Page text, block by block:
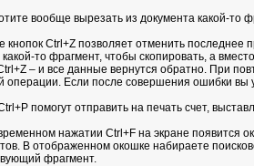
вообще вырезать из документа какой-то
кнопок Ctrl+Z позволяет отменить последнее
то фрагмент, чтобы скопировать, а
– и все данные вернутся обратно. При
операции. Если после совершения ошибки вы
помогут отправить на печать счет,
нажатии Ctrl+F на экране появится
В отображенном окошке набираете
фрагмент.